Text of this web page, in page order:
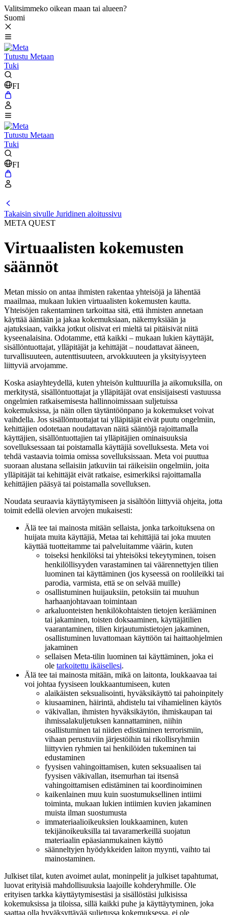
Valitsimmeko oikean maan tai alueen?
Suomi
Tutustu Metaan
Tuki
FI
Tutustu Metaan
Tuki
FI
Takaisin sivulle Juridinen aloitussivu
META QUEST
Virtuaalisten kokemusten
säännöt
Metan missio on antaa ihmisten rakentaa yhteisöjä ja lähentää
maailmaa, mukaan lukien virtuaalisten kokemusten kautta.
Yhteisöjen rakentaminen tarkoittaa sitä, että ihmisten annetaan
käyttää ääntään ja jakaa kokemuksiaan, näkemyksiään ja
ajatuksiaan, vaikka jotkut olisivat eri mieltä tai pitäisivät niitä
kyseenalaisina. Odotamme, että kaikki – mukaan lukien käyttäjät,
sisällöntuottajat, ylläpitäjät ja kehittäjät – noudattavat ääneen,
turvallisuuteen, autenttisuuteen, arvokkuuteen ja yksityisyyteen
liittyviä arvojamme.
Koska asiayhteydellä, kuten yhteisön kulttuurilla ja aikomuksilla, on
merkitystä, sisällöntuottajat ja ylläpitäjät ovat ensisijaisesti vastuussa
ongelmien ratkaisemisesta hallinnoimissaan suljetuissa
kokemuksissa, ja näin ollen täytäntöönpano ja kokemukset voivat
vaihdella. Jos sisällöntuottajat tai ylläpitäjät eivät puutu ongelmiin,
kehittäjien odotetaan noudattavan näitä sääntöjä rajoittamalla
käyttäjien, sisällöntuottajien tai ylläpitäjien ominaisuuksia
sovelluksessaan tai poistamalla käyttäjiä sovelluksesta. Meta voi
tehdä vastaavia toimia omissa sovelluksissaan. Meta voi puuttua
suoraan alustana sellaisiin jatkuviin tai räikeisiin ongelmiin, joita
ylläpitäjät tai kehittäjät eivät ratkaise, esimerkiksi rajoittamalla
kehittäjien pääsyä tai poistamalla sovelluksen.
Noudata seuraavia käyttäytymiseen ja sisältöön liittyviä ohjeita, jotta
toimit edellä olevien arvojen mukaisesti:
Älä tee tai mainosta mitään sellaista, jonka tarkoituksena on
huijata muita käyttäjiä, Metaa tai kehittäjiä tai joka muuten
käyttää tuotteitamme tai palveluitamme väärin, kuten
toiseksi henkilöksi tai yhteisöksi tekeytyminen, toisen
henkilöllisyyden varastaminen tai väärennettyjen tilien
luominen tai käyttäminen (jos kyseessä on roolileikki tai
parodia, varmista, että se on selvää muille)
osallistuminen huijauksiin, petoksiin tai muuhun
harhaanjohtavaan toimintaan
arkaluonteisten henkilökohtaisten tietojen kerääminen
tai jakaminen, toisten doksaaminen, käyttäjätilien
vaarantaminen, tilien kirjautumistietojen jakaminen,
osallistuminen luvattomaan käyttöön tai haittaohjelmien
jakaminen
sellaisen Meta-tilin luominen tai käyttäminen, joka ei
ole tarkoitettu ikäisellesi.
Älä tee tai mainosta mitään, mikä on laitonta, loukkaavaa tai
voi johtaa fyysiseen loukkaantumiseen, kuten
alaikäisten seksualisointi, hyväksikäyttö tai pahoinpitely
kiusaaminen, häirintä, ahdistelu tai vihamielinen käytös
väkivallan, ihmisten hyväksikäytön, ihmiskaupan tai
ihmissalakuljetuksen kannattaminen, niihin
osallistuminen tai niiden edistäminen terrorismiin,
vihaan perustuviin järjestöihin tai rikollisryhmiin
liittyvien ryhmien tai henkilöiden tukeminen tai
edustaminen
fyysisen vahingoittamisen, kuten seksuaalisen tai
fyysisen väkivallan, itsemurhan tai itsensä
vahingoittamisen edistäminen tai koordinoiminen
kaikenlainen muu kuin suostumuksellinen intiimi
toiminta, mukaan lukien intiimien kuvien jakaminen
muista ilman suostumusta
immateriaalioikeuksien loukkaaminen, kuten
tekijänoikeuksilla tai tavaramerkeillä suojatun
materiaalin epäasianmukainen käyttö
säänneltyjen hyödykkeiden laiton myynti, vaihto tai
mainostaminen.
Julkiset tilat, kuten avoimet aulat, moninpelit ja julkiset tapahtumat,
luovat erityisiä mahdollisuuksia laajoille kohderyhmille. Ole
erityisen tarkka käyttäytymisestäsi ja sisällöstäsi julkisissa
kokemuksissa ja tiloissa, sillä kaikki puhe ja käyttäytyminen, joka
saattaa olla hyväksyttävää suljetussa kokemuksessa, ei ole